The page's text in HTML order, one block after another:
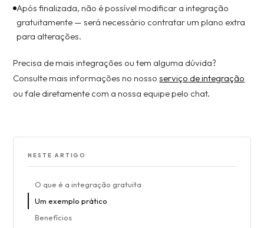
Após finalizada, não é possível modificar a integração
gratuitamente — será necessário contratar um plano extra
para alterações.
Precisa de mais integrações ou tem alguma dúvida?
Consulte mais informações no nossoserviço de integração
ou fale diretamente com a nossa equipe pelo chat.
NESTE ARTIGO
O que é a integração gratuita
Um exemplo prático
Benefícios